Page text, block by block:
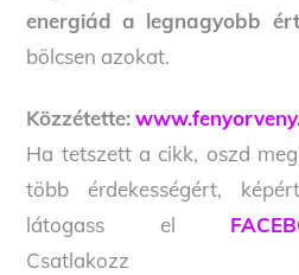
energiád a legnagyobb
bölcsen azokat.
Közzétette:
Ha tetszett a cikk, oszd
több érdekességért,
látogass el
Csatlakozz